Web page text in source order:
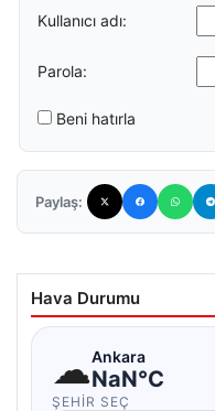
Kullanıcı adı:
Parola:
Beni hatırla
Paylaş:
Hava Durumu
☁Ankara
NaN°C
ŞEHIR SEÇ